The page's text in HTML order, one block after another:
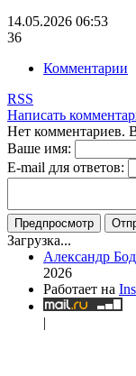
14.05.2026 06:53
36
Комментарии
RSS
Написать
Нет комментариев.
Ваше имя:
E-mail для ответов:
Предпросмотр
Загрузка...
Александр
2026
Работает на
|